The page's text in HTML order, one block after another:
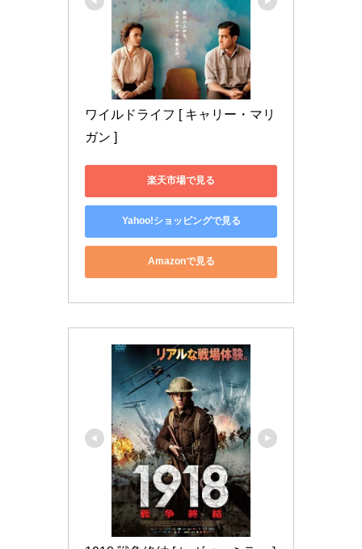
ワイルドライフ [ キャリー・マリ
ガン ]
楽天市場で見る
Yahoo!ショッピングで見る
Amazonで見る